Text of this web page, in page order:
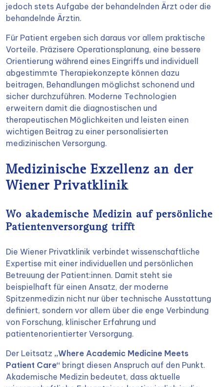
jedoch stets Aufgabe der behandelnden Ärzt oder die
behandelnde Ärztin.
Für Patient ergeben sich daraus vor allem praktische
Vorteile. Präzisere Operationsplanung, eine bessere
Orientierung während eines Eingriffs und individuell
abgestimmte Therapiekonzepte können dazu
beitragen, Behandlungen möglichst schonend und
sicher durchzuführen. Moderne Technologien
erweitern damit die diagnostischen und
therapeutischen Möglichkeiten und leisten einen
wichtigen Beitrag zu einer personalisierten
medizinischen Versorgung.
Medizinische Exzellenz an der
Wiener Privatklinik
Wo akademische Medizin auf persönliche
Patientenversorgung trifft
Die Wiener Privatklinik verbindet wissenschaftliche
Expertise mit einer individuellen und persönlichen
Betreuung der Patient:innen. Damit steht sie
beispielhaft für einen Ansatz, der moderne
Spitzenmedizin nicht nur über technische Ausstattung
definiert, sondern vor allem über die enge Verbindung
von Forschung, klinischer Erfahrung und
patientenorientierter Versorgung.
Der Leitsatz „Where Academic Medicine Meets
Patient Care“ bringt diesen Anspruch auf den Punkt.
Akademische Medizin bedeutet, dass aktuelle